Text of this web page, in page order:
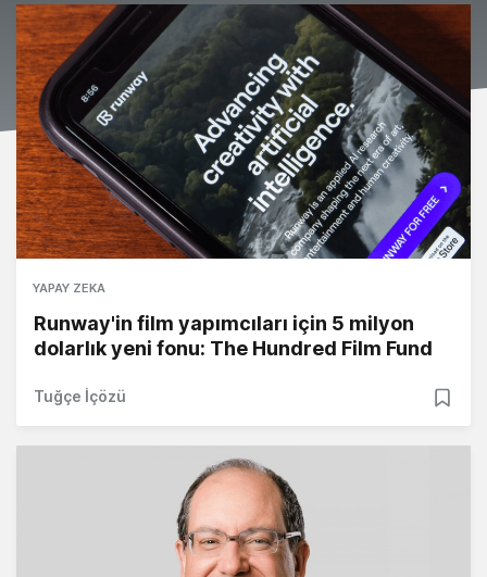
YAPAY ZEKA
Runway'in film yapımcıları için 5 milyon
dolarlık yeni fonu: The Hundred Film Fund
Tuğçe İçözü